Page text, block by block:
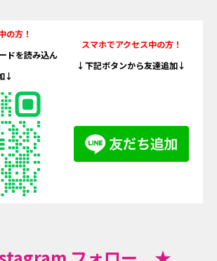
の方！
ドを読み込ん
↓
スマホでアクセス中の方！
↓下記ボタンから友達追加↓